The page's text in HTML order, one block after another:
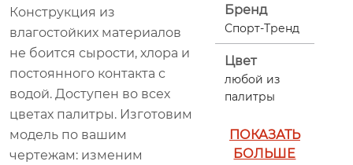
Конструкция из
влагостойких материалов
не боится сырости, хлора и
постоянного контакта с
водой. Доступен во всех
цветах палитры. Изготовим
модель по вашим
чертежам: изменим
Бренд
Спорт-Тренд
Цвет
любой из
палитры
ПОКАЗАТЬ
БОЛЬШЕ